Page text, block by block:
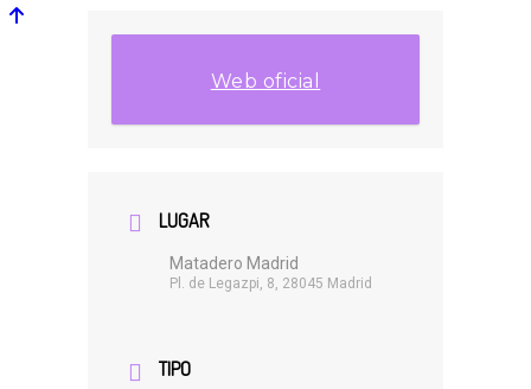
Web oficial
LUGAR
Matadero Madrid
Pl. de Legazpi, 8, 28045 Madrid
TIPO